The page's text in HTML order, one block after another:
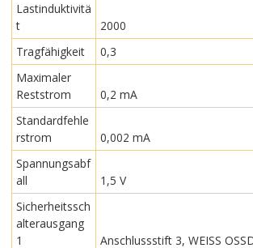
Lastinduktivitä
t
2000
Tragfähigkeit
0,3
Maximaler
Reststrom
0,2 mA
Standardfehle
rstrom
0,002 mA
Spannungsabf
all
1,5 V
Sicherheitssch
alterausgang
1
Anschlussstift 3, WEISS